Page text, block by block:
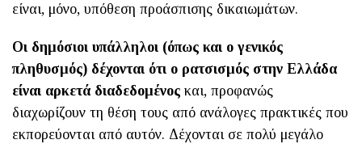
είναι, μόνο, υπόθεση προάσπισης δικαιωμάτων.
Οι δημόσιοι υπάλληλοι (όπως και ο γενικός
πληθυσμός) δέχονται ότι ο ρατσισμός στην Ελλάδα
είναι αρκετά διαδεδομένος και, προφανώς
διαχωρίζουν τη θέση τους από ανάλογες πρακτικές που
εκπορεύονται από αυτόν. Δέχονται σε πολύ μεγάλο